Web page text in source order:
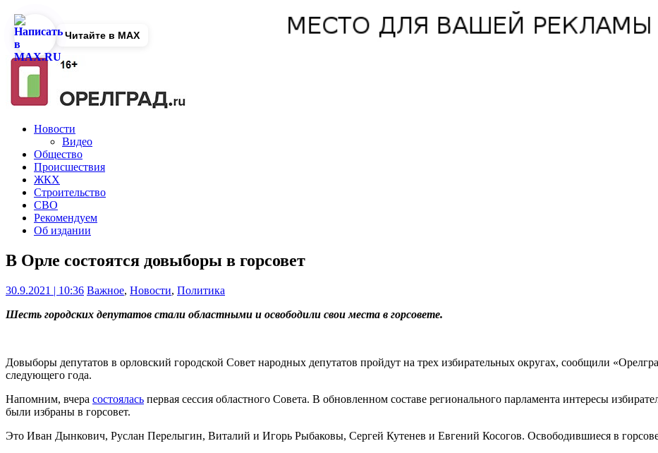
Новости
Видео
Общество
Происшествия
ЖКХ
Строительство
СВО
Рекомендуем
Об издании
В Орле состоятся довыборы в горсовет
30.9.2021 | 10:36 Важное, Новости, Политика
Шесть городских депутатов стали областными и освободили свои места в горсовете.
Довыборы депутатов в орловский городской Совет народных депутатов пройдут на трех избирательных округах, сообщили
следующего года.
Напомним, вчера состоялась первая сессия областного Совета. В обновленном составе регионального парламента интересы
были избраны в горсовет.
Это Иван Дынкович, Руслан Перелыгин, Виталий и Игорь Рыбаковы, Сергей Кутенев и Евгений Косогов. Освободившиеся в
Читайте в MAX